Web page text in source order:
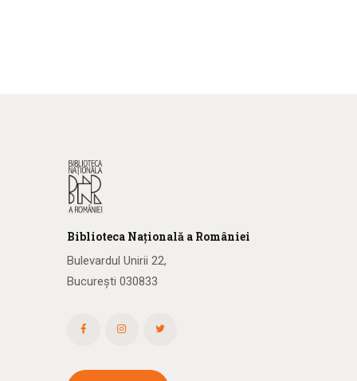
Biblioteca Națională a României
Bulevardul Unirii 22,
București 030833